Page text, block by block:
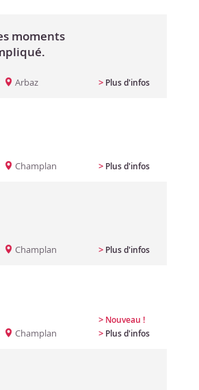
moments
Arbaz > Plus d'infos
Champlan > Plus d'infos
Champlan > Plus d'infos
Champlan
> Nouveau !
> Plus d'infos